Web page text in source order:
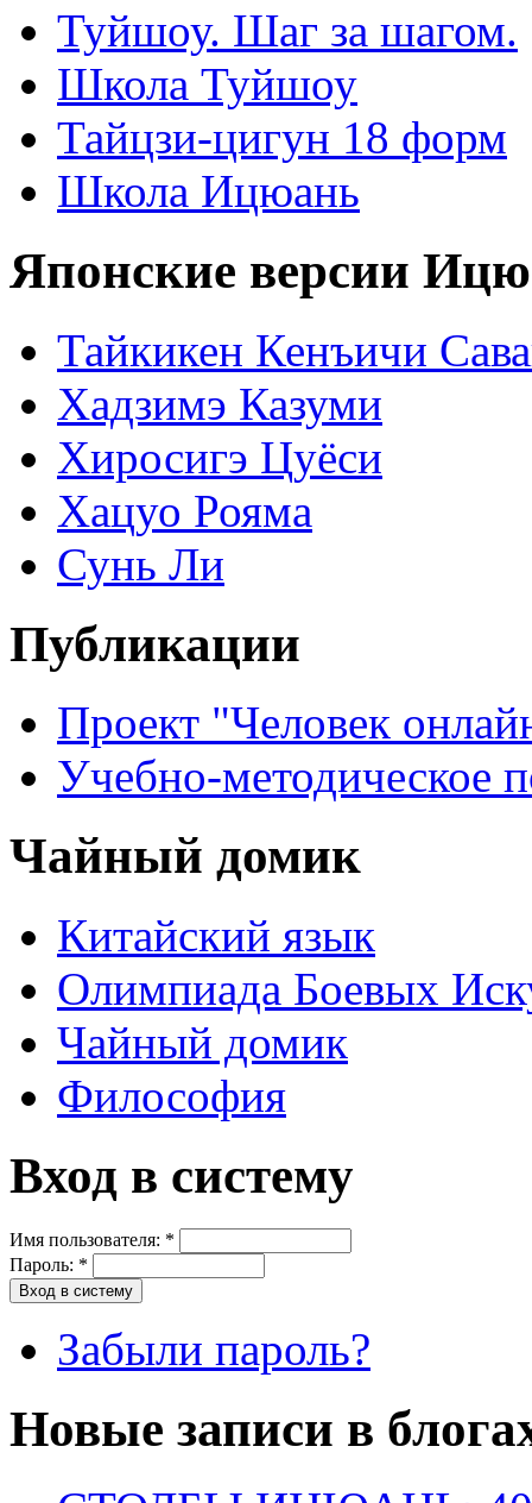
Туйшоу. Шаг за шагом.
Школа Туйшоу
Тайцзи-цигун 18 форм
Школа Ицюань
Японские версии
Тайкикен Кенъичи
Хадзимэ Казуми
Хиросигэ Цуёси
Хацуо Рояма
Сунь Ли
Публикации
Проект "Человек
Учебно-методическое
Чайный домик
Китайский язык
Олимпиада Боевых
Чайный домик
Философия
Вход в систему
Имя пользователя: *
Пароль: *
Забыли пароль?
Новые записи в